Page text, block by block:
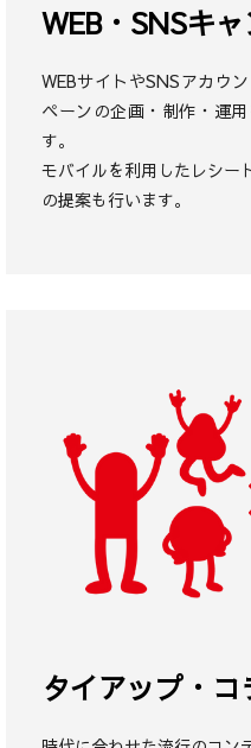
WEB・SNSキ
WEBサイトやSNSアカウ
ペーンの企画・制作・運
す。
モバイルを利用したレシー
の提案も行います。
タイアップ・